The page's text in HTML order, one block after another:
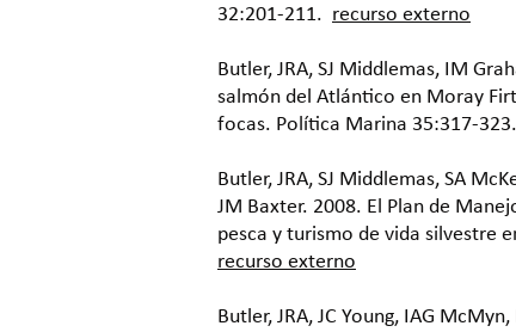
32:201-211. recurso externo
Butler, JRA, SJ Middlemas, IM
salmón del Atlántico en Moray
focas. Política Marina 35:317-323.
Butler, JRA, SJ Middlemas, SA
JM Baxter. 2008. El Plan de
pesca y turismo de vida silvestre
recurso externo
Butler, JRA, JC Young, IAG